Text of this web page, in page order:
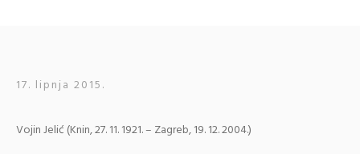
17. lipnja 2015.
Vojin Jelić (Knin, 27. 11. 1921. – Zagreb, 19. 12. 2004.)